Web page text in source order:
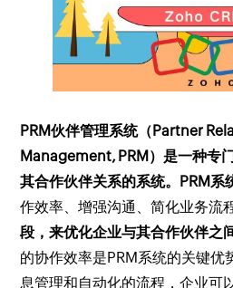
PRM伙伴管理系统（Partner
Management, PRM）是一种专
其合作伙伴关系的系统。PRM系
作效率、增强沟通、简化业务流
段，来优化企业与其合作伙伴之
的协作效率是PRM系统的关键优
息管理和自动化的流程，企业可